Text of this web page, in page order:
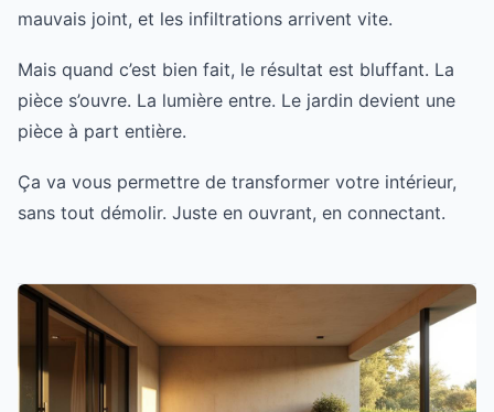
mauvais joint, et les infiltrations arrivent vite.
Mais quand c’est bien fait, le résultat est bluffant. La
pièce s’ouvre. La lumière entre. Le jardin devient une
pièce à part entière.
Ça va vous permettre de transformer votre intérieur,
sans tout démolir. Juste en ouvrant, en connectant.